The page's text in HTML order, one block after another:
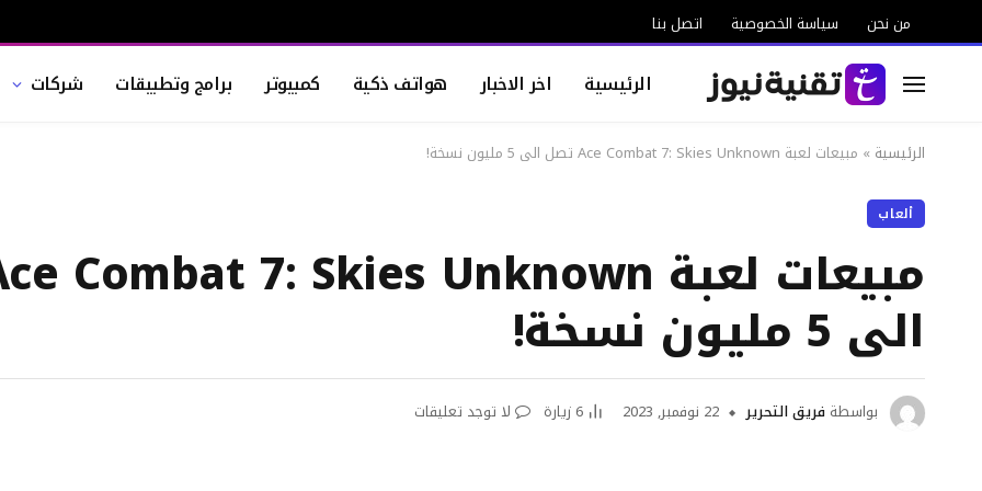
من نحن سياسة الخصوصية اتصل بنا
الرئيسية اخر الاخبار هواتف ذكية كمبيوتر برامج وتطبيقات شركات
الرئيسية » مبيعات لعبة Ace Combat 7: Skies Unknown تصل الى 5 مليون نسخة!
ألعاب
الى 5 مليون نسخة!
بواسطة فريق التحرير 22 نوفمبر, 2023 6 زيارة لا توجد تعليقات